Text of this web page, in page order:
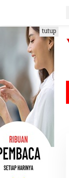
e
k
o
n
t
e
n
tutup